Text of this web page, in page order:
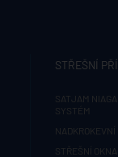
STŘEŠNÍ
SATJAM
SYSTÉM
STŘEŠNÍ